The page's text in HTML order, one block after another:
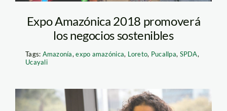
Expo Amazónica 2018 promoverá
los negocios sostenibles
Tags: Amazonía,expo amazónica, Loreto, Pucallpa, SPDA,
Ucayali